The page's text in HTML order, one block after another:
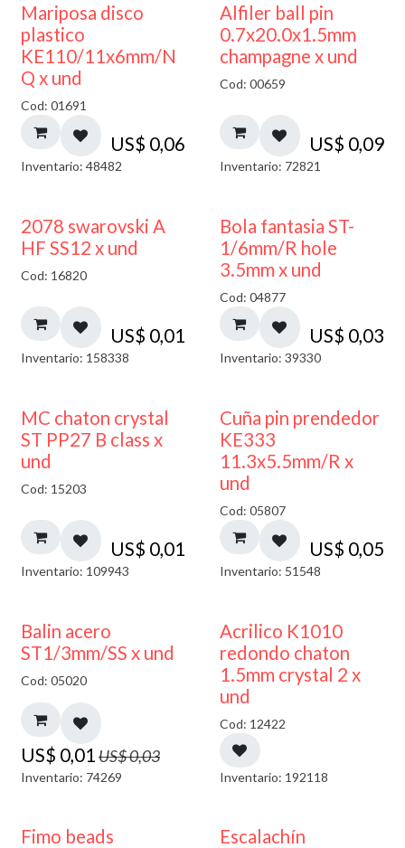
Mariposa disco
plastico
KE110/11x6mm/N
Q x und
Cod: 01691
US$ 0,06
Inventario: 48482
Alfiler ball pin
0.7x20.0x1.5mm
champagne x und
Cod: 00659
US$ 0,09
Inventario: 72821
2078 swarovski A
HF SS12 x und
Cod: 16820
US$ 0,01
Inventario: 158338
Bola fantasia ST-
1/6mm/R hole
3.5mm x und
Cod: 04877
US$ 0,03
Inventario: 39330
MC chaton crystal
ST PP27 B class x
und
Cod: 15203
US$ 0,01
Inventario: 109943
Cuña pin prendedor
KE333
11.3x5.5mm/R x
und
Cod: 05807
US$ 0,05
Inventario: 51548
50% DESCUENTO
Balin acero
ST1/3mm/SS x und
Cod: 05020
US$ 0,01US$0,03
Inventario: 74269
50% DESCUENTO
Acrilico K1010
redondo chaton
1.5mm crystal 2 x
und
Cod: 12422
Inventario: 192118
Fimo beads
Escalachín